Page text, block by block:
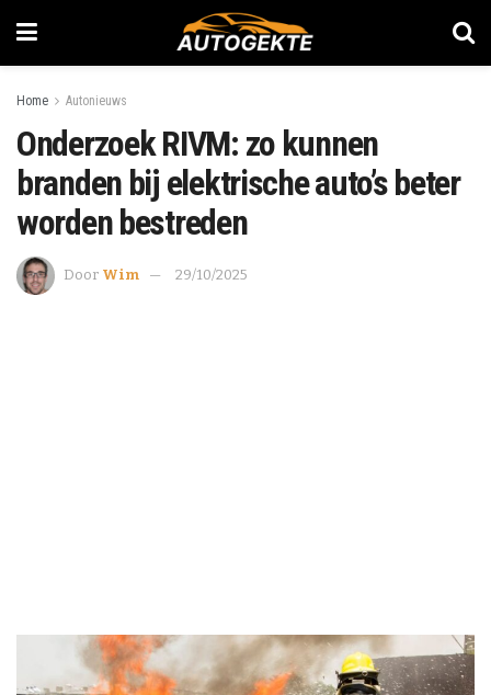
Home Autonieuws
Onderzoek RIVM: zo kunnen
branden bij elektrische auto’s beter
worden bestreden
Door Wim 29/10/2025